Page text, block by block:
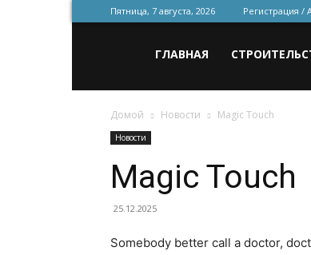
Пятница, 7 августа, 2026 Регистрация /
для
строительства
и
ГЛАВНАЯ
Домой Новости Magic Touch
Новости
Magic Touch
25.12.2025
Somebody better call a doctor,